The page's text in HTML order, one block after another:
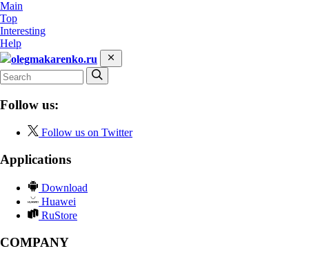
Main
Top
Interesting
Help
olegmakarenko.ru
Follow us:
Follow us on Twitter
Applications
Download
Huawei
RuStore
COMPANY